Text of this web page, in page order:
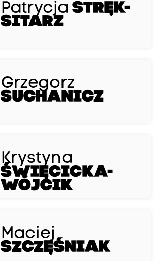
PatrycjaSTRĘK-
SITARZ
Grzegorz
SUCHANICZ
Krystyna
ŚWIĘCICKA-
WÓJCIK
Maciej
SZCZĘŚNIAK